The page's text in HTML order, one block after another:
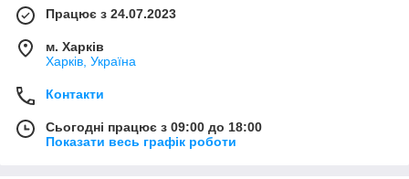
Працює з 24.07.2023
м. Харків
Харків, Україна
Контакти
Сьогодні працює з 09:00 до 18:00
Показати весь графік роботи